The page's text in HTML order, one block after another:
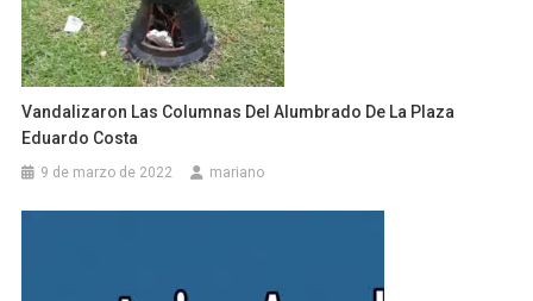
Vandalizaron Las Columnas Del Alumbrado De La Plaza
Eduardo Costa
9 de marzo de 2022 mariano